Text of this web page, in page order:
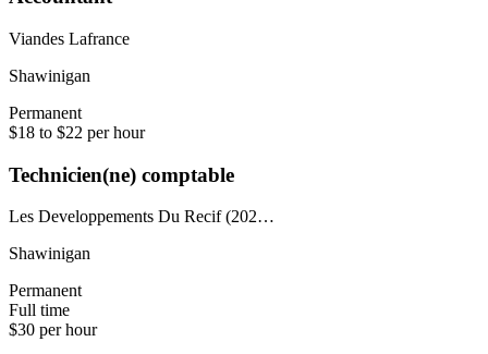
Viandes Lafrance
Shawinigan
Permanent
$18 to $22 per hour
Technicien(ne) comptable
Les Developpements Du Recif (202…
Shawinigan
Permanent
Full time
$30 per hour